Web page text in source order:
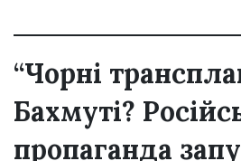
“Чорні
Бахмуті?
пропаганда